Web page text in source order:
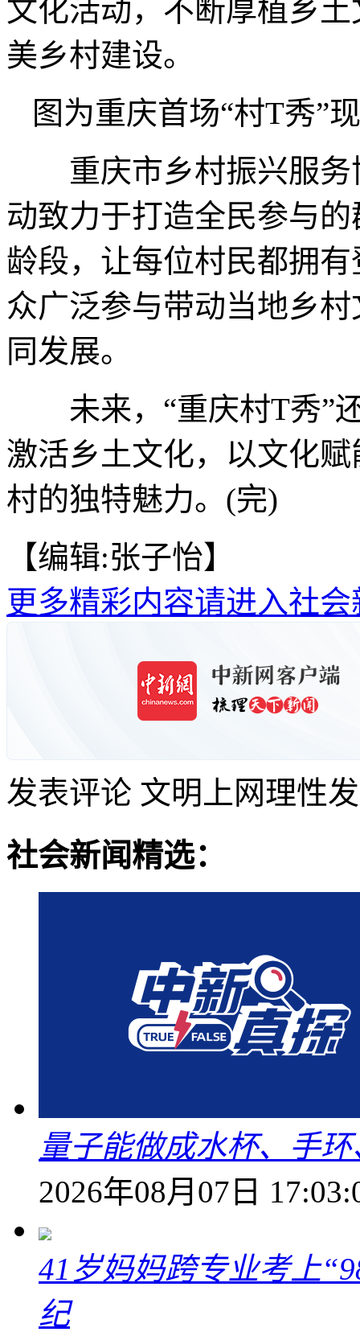
文化活动，不断厚植乡
美乡村建设。
图为重庆首场“村T秀”
重庆市乡村振兴服务
动致力于打造全民参与
龄段，让每位村民都拥
众广泛参与带动当地乡
同发展。
未来，“重庆村T秀”还
激活乡土文化，以文化
村的独特魅力。(完)
【编辑:张子怡】
更多精彩内容请进入社会
发表评论 文明上网理性
社会新闻精选：
量子能做成水杯、手
2026年08月07日
41岁妈妈跨专业考上
纪